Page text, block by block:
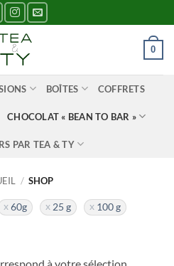
0
BOÎTES COFFRETS
CHOCOLAT « BEAN TO BAR »
PAR TEA & TY
/ SHOP
60g 25 g 100 g